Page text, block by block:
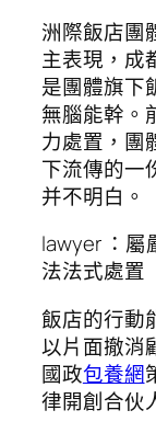
洲際飯店團
主表現，成
是團體旗下
無腦能幹。
力處置，團
下流傳的一
并不明白。
lawyer ：屬
法法式處置
飯店的行動
以片面撤消
國政包養網
律開創合伙